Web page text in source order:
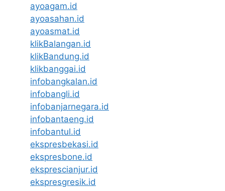
ayoagam.id
ayoasahan.id
ayoasmat.id
klikBalangan.id
klikBandung.id
klikbanggai.id
infobangkalan.id
infobangli.id
infobanjarnegara.id
infobantaeng.id
infobantul.id
ekspresbekasi.id
ekspresbone.id
eksprescianjur.id
ekspresgresik.id